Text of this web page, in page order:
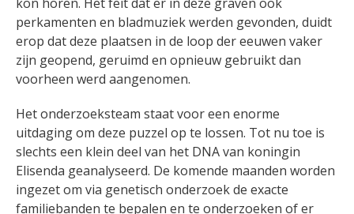
perkamenten en bladmuziek werden gevonden, duidt
erop dat deze plaatsen in de loop der eeuwen vaker
zijn geopend, geruimd en opnieuw gebruikt dan
voorheen werd aangenomen.
Het onderzoeksteam staat voor een enorme
uitdaging om deze puzzel op te lossen. Tot nu toe is
slechts een klein deel van het DNA van koningin
Elisenda geanalyseerd. De komende maanden worden
ingezet om via genetisch onderzoek de exacte
familiebanden te bepalen en te onderzoeken of er